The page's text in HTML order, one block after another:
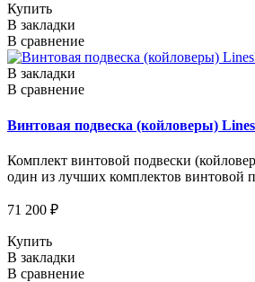
Купить
В закладки
В сравнение
В закладки
В сравнение
Винтовая подвеска (койловеры)
Комплект винтовой подвески
один из лучших комплектов винтовой
71 200 ₽
Купить
В закладки
В сравнение